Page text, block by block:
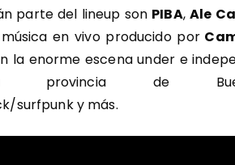
parte del lineup son PIBA,Ale
en vivo producido por
la enorme escena under e
de
surfpunk y más.